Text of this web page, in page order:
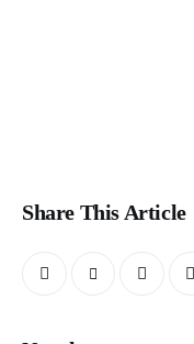
Share This Article